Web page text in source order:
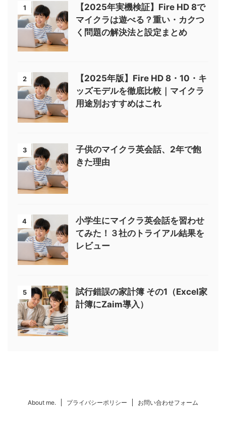
1
【2025年実機検証】Fire HD 8で
マイクラは遊べる？重い・カクつ
く問題の解決法と設定まとめ
2
【2025年版】Fire HD 8・10・キ
ッズモデルを徹底比較｜マイクラ
用途別おすすめはこれ
3
子供のマイクラ英会話、2年で飽
きた理由
4
小学生にマイクラ英会話を習わせ
てみた！３社のトライアル結果を
レビュー
5
試行錯誤の家計簿 その1（Excel家
計簿にZaim導入）
About me. プライバシーポリシー お問い合わせフォーム